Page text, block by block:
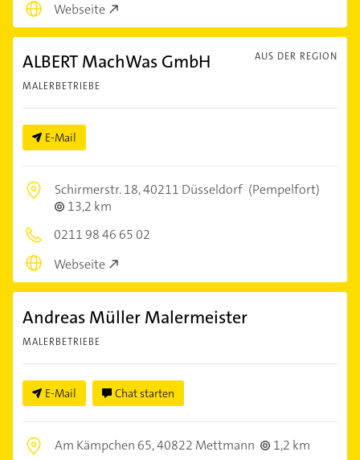
Webseite
AUS DER REGION
ALBERT MachWas GmbH
MALERBETRIEBE
E-Mail
Schirmerstr. 18,40211 Düsseldorf (Pempelfort)
13,2 km
0211 98 46 65 02
Webseite
Andreas Müller Malermeister
MALERBETRIEBE
E-Mail Chat starten
Am Kämpchen 65,40822 Mettmann
1,2 km